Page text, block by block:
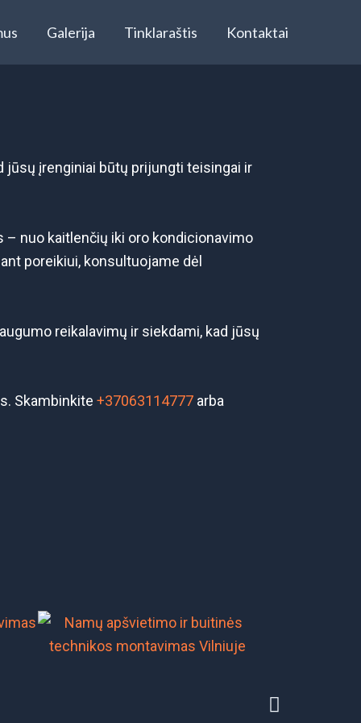
Galerija Tinklaraštis Kontaktai
jūsų įrenginiai būtų prijungti teisingai ir
nuo kaitlenčių iki oro kondicionavimo
poreikiui, konsultuojame dėl
reikalavimų ir siekdami, kad jūsų
Skambinkite +37063114777 arba